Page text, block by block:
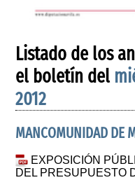
Listado de los
el boletín del
2012
MANCOMUNIDAD DE
EXPOSICIÓN
DEL PRESUPUESTO